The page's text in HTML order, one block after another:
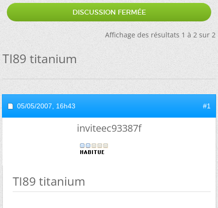
DISCUSSION FERMÉE
Affichage des résultats 1 à 2 sur 2
TI89 titanium
05/05/2007, 16h43 #1
inviteec93387f
TI89 titanium